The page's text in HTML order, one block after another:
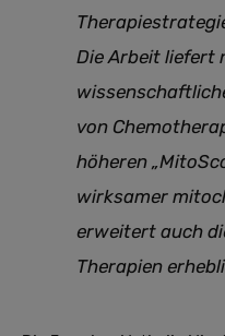
Die Arbeit liefert
von
höheren
wirksamer
erweitert auch
Therapien